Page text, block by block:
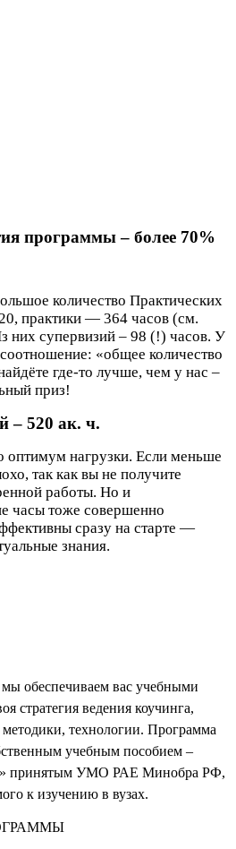
программы – более 70%
количество Практических
практики — 364 часов (см.
них супервизий – 98 (!) часов. У
«общее количество
где-то лучше, чем у нас –
приз!
– 520 ак. ч.
оптимум нагрузки. Если меньше
так как вы не получите
работы. Но и
часы тоже совершенно
сразу на старте —
знания.
обеспечиваем вас учебными
стратегия ведения коучинга,
технологии. Программа
учебным пособием –
принятым УМО РАЕ Минобра РФ,
к изучению в вузах.